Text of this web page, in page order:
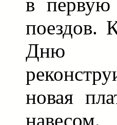
в первую
поездов.
Дню
новая